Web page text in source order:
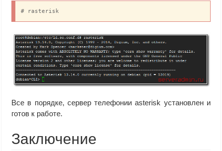
# rasterisk
Все в порядке, сервер телефонии asterisk установлен и
готов к работе.
Заключение